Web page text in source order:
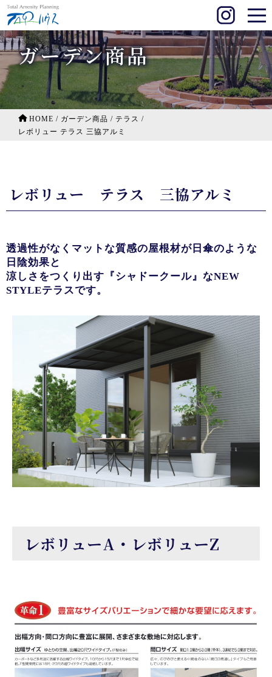
ガーデン商品
HOME / ガーデン商品 / テラス /
レボリュー テラス 三協アルミ
レボリュー テラス 三協アルミ
透過性がなくマットな質感の屋根材が日傘のような
日陰効果と
涼しさをつくり出す『シャドークール』なNEW
STYLEテラスです。
レボリューA・レボリューZ